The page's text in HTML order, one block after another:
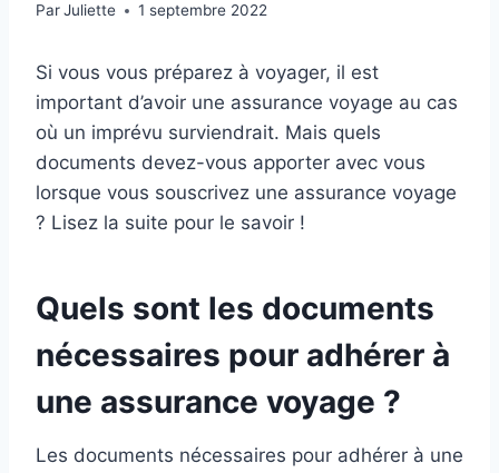
ParJuliette 1 septembre 2022
Si vous vous préparez à voyager, il est
important d’avoir une assurance voyage au cas
où un imprévu surviendrait. Mais quels
documents devez-vous apporter avec vous
lorsque vous souscrivez une assurance voyage
? Lisez la suite pour le savoir !
Quels sont les documents
nécessaires pour adhérer à
une assurance voyage ?
Les documents nécessaires pour adhérer à une